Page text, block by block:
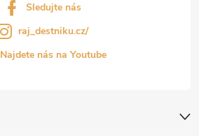
Sledujte nás
raj_destniku.cz/
Najdete nás na Youtube